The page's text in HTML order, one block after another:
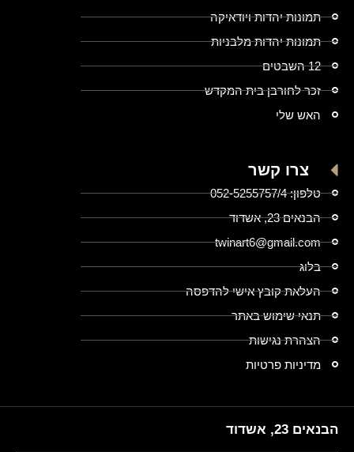
תמונות יהדות ויודאיקה
תמונות יהדות מלבניות
12 השבטים
זכר לחורבן בית המקדש
האש שלי
צרו קשר
טלפון: 052-5255757/4
הבנאים 23, אשדוד
twinart6@gmail.com
בלוג
העלאת קובץ אישי להדפסה
תנאי שימוש באתר
הצהרת נגישות
מדיניות פרטיות
הבנאים 23, אשדוד